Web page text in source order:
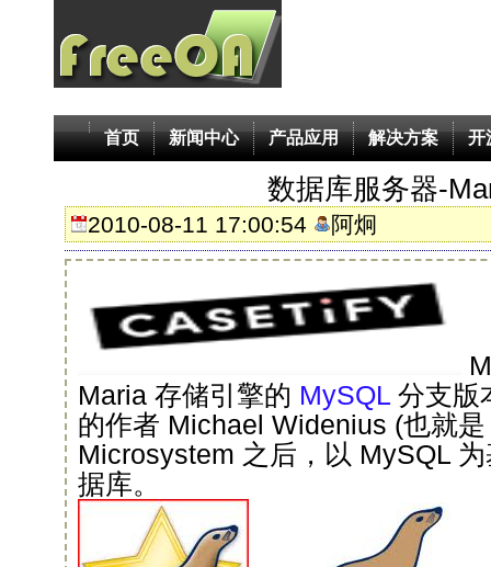
首页 新闻中心 产品应用 解决方案 开
数据库服务器-
2010-08-11 17:00:54 阿炯
Maria 存储引擎的 MySQL 分支版
的作者 Michael Widenius (也就
Microsystem 之后，以 MySQL
据库。